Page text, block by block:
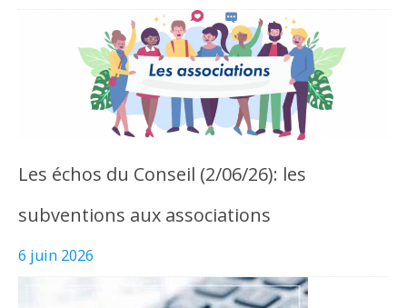
Les échos du Conseil (2/06/26): les
subventions aux associations
6 juin 2026